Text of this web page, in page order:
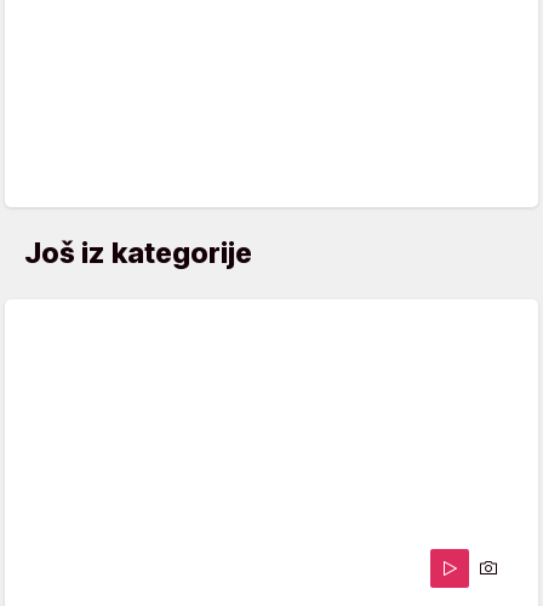
Još iz kategorije